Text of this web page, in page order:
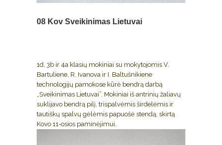
08 Kov Sveikinimas Lietuvai
1d, 3b ir 4a klasių mokiniai su mokytojomis V.
Bartuliene, R. Ivanova ir I. Baltušnikiene
technologijų pamokose kūrė bendrą darbą
„Sveikinimas Lietuvai”. Mokiniai iš antrinių žaliavų
suklijavo bendrą pilį, trispalvėmis širdelėmis ir
tautiškų spalvų gėlėmis papuošė stendą, skirtą
Kovo 11-osios paminėjimui.